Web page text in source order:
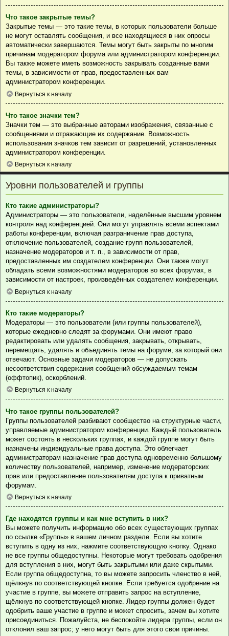
Что такое закрытые темы?
Закрытые темы — это такие темы, в которых пользователи больше
не могут оставлять сообщения, и все находящиеся в них опросы
автоматически завершаются. Темы могут быть закрыты по многим
причинам модератором форума или администратором конференции.
Вы также можете иметь возможность закрывать созданные вами
темы, в зависимости от прав, предоставленных вам
администратором конференции.
Вернуться к началу
Что такое значки тем?
Значки тем — это выбранные авторами изображения, связанные с
сообщениями и отражающие их содержание. Возможность
использования значков тем зависит от разрешений, установленных
администратором конференции.
Вернуться к началу
Уровни пользователей и группы
Кто такие администраторы?
Администраторы — это пользователи, наделённые высшим уровнем
контроля над конференцией. Они могут управлять всеми аспектами
работы конференции, включая разграничение прав доступа,
отключение пользователей, создание групп пользователей,
назначение модераторов и т. п., в зависимости от прав,
предоставленных им создателем конференции. Они также могут
обладать всеми возможностями модераторов во всех форумах, в
зависимости от настроек, произведённых создателем конференции.
Вернуться к началу
Кто такие модераторы?
Модераторы — это пользователи (или группы пользователей),
которые ежедневно следят за форумами. Они имеют право
редактировать или удалять сообщения, закрывать, открывать,
перемещать, удалять и объединять темы на форуме, за который они
отвечают. Основные задачи модераторов — не допускать
несоответствия содержания сообщений обсуждаемым темам
(оффтопик), оскорблений.
Вернуться к началу
Что такое группы пользователей?
Группы пользователей разбивают сообщество на структурные части,
управляемые администратором конференции. Каждый пользователь
может состоять в нескольких группах, и каждой группе могут быть
назначены индивидуальные права доступа. Это облегчает
администраторам назначение прав доступа одновременно большому
количеству пользователей, например, изменение модераторских
прав или предоставление пользователям доступа к приватным
форумам.
Вернуться к началу
Где находятся группы и как мне вступить в них?
Вы можете получить информацию обо всех существующих группах
по ссылке «Группы» в вашем личном разделе. Если вы хотите
вступить в одну из них, нажмите соответствующую кнопку. Однако
не все группы общедоступны. Некоторые могут требовать одобрения
для вступления в них, могут быть закрытыми или даже скрытыми.
Если группа общедоступна, то вы можете запросить членство в ней,
щёлкнув по соответствующей кнопке. Если требуется одобрение на
участие в группе, вы можете отправить запрос на вступление,
щёлкнув по соответствующей кнопке. Лидер группы должен будет
одобрить ваше участие в группе и может спросить, зачем вы хотите
присоединиться. Пожалуйста, не беспокойте лидера группы, если он
отклонил ваш запрос; у него могут быть для этого свои причины.